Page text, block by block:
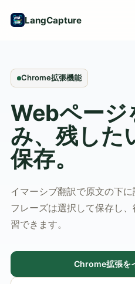
LangCapture
Chrome拡張機能
Webページ
み、残した
保存。
イマーシブ翻訳で原文の下
フレーズは選択して保存し
習できます。
Chrome拡張を